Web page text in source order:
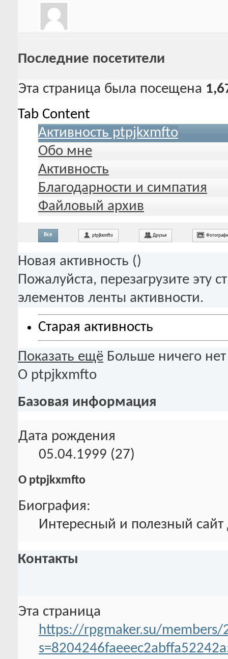
Последние посетители
Эта страница была посещена
Tab Content
Активность ptpjkxmfto
Обо мне
Активность
Благодарности и симпатия
Файловый архив
Все ptpjkxmfto Друзья
Новая активность ()
Пожалуйста, перезагрузите эту
элементов ленты активности.
Старая активность
Показать ещё Больше ничего нет
О ptpjkxmfto
Базовая информация
Дата рождения
05.04.1999 (27)
О ptpjkxmfto
Биография:
Интересный и полезный
Контакты
Эта страница
https://rpgmaker.su/